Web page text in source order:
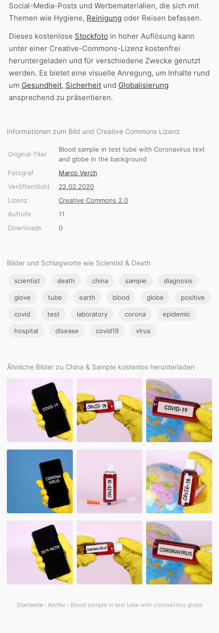
Social-Media-Posts und Werbematerialien, die sich mit
Themen wie Hygiene, Reinigung oder Reisen befassen.
Dieses kostenlose Stockfoto in hoher Auflösung kann
unter einer Creative-Commons-Lizenz kostenfrei
heruntergeladen und für verschiedene Zwecke genutzt
werden. Es bietet eine visuelle Anregung, um Inhalte rund
um Gesundheit, Sicherheit und Globalisierung
ansprechend zu präsentieren.
Informationen zum Bild und Creative Commons Lizenz
Original-Titel
Blood sample in test tube with Coronavirus text
and globe in the background
Fotograf
Marco Verch
Veröffentlicht
22.02.2020
Lizenz
Creative Commons 2.0
Aufrufe
11
Downloads
0
Bilder und Schlagworte wie Scientist & Death
scientist death china sample diagnosis
glove tube earth blood globe positive
covid test laboratory corona epidemic
hospital disease covid19 virus
Ähnliche Bilder zu China & Sample kostenlos herunterladen
Startseite › Archiv › Blood sample in test tube with coronavirus globe